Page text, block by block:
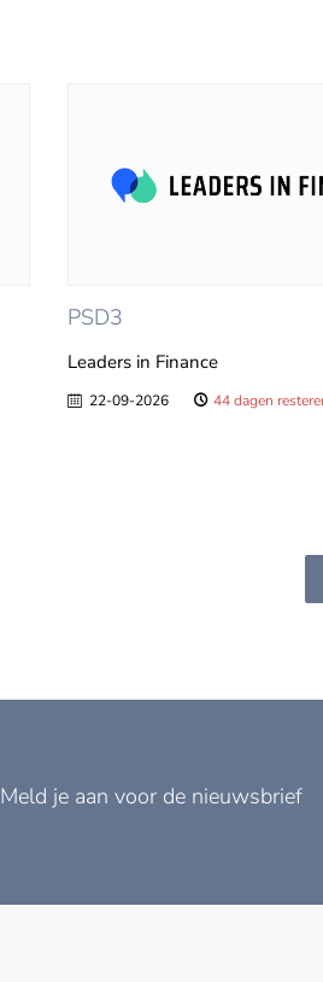
PSD3
Leaders in Finance
22-09-2026 44 dagen
Meld je aan voor de nieuwsbrief